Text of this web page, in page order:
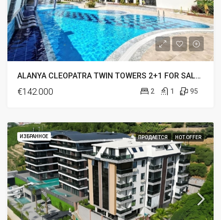
ALANYA CLEOPATRA TWIN TOWERS 2+1 FOR SALE FULL ACTIVITY
€142.000 2 1 95
ИЗБРАННОЕ ПРОДАЕТСЯ HOT OFFER